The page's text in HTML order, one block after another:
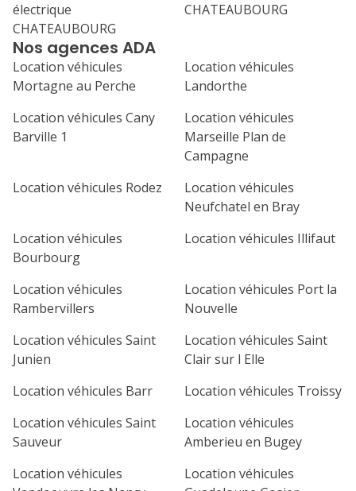
31
lu ma me je
1
2
7 8 9 10
16 17
21 22 23 24
30
Nos agences ADA
Location véhicules
Mortagne au Perche
Location véhicules
Landorthe
Location véhicules Cany
Barville 1
Location véhicules
Marseille Plan de
Campagne
Location véhicules Rodez
Location véhicules
Neufchatel en Bray
Location véhicules
Bourbourg
Location véhicules Illifaut
Location véhicules
Rambervillers
Location véhicules Port la
Nouvelle
Location véhicules Saint
Junien
Location véhicules Saint
Clair sur l Elle
Location véhicules Barr
Location véhicules Troissy
Location véhicules Saint
Sauveur
Location véhicules
Amberieu en Bugey
Location véhicules
Location véhicules
électrique
CHATEAUBOURG
CHATEAUBOURG